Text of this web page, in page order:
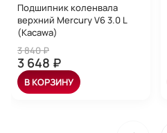
Подшипник коленвала
верхний Mercury V6 3.0 L
(Kacawa)
3 840 ₽
3 648 ₽
В КОРЗИНУ